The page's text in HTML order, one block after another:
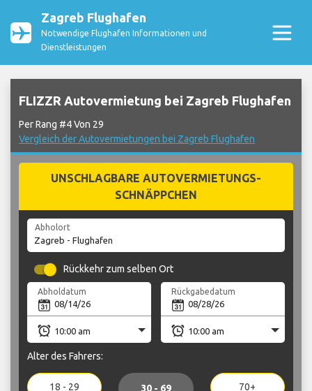
Zagreb Flughafen
Notwendige Flughafen Informationen und
Dienstleistungen
FLIZZR Autovermietung bei Zagreb Flughafen
Per Rang #4 Von 29
Vergleich der Autovermietungen bei Zagreb Flughafen
UNSCHLAGBARE AUTOVERMIETUNGS-
SCHNÄPPCHEN
Abholort
Rückkehr zum selben Ort
Abholdatum Rückgabedatum
Alter des Fahrers:
18 - 29 30 - 69 70+